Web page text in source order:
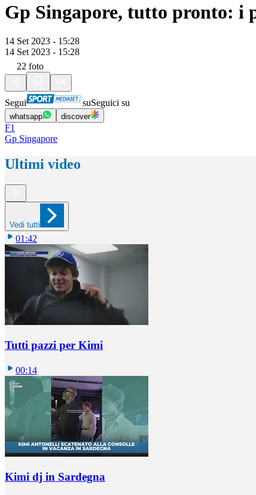
Gp Singapore, tutto pronto: i
14 Set 2023 - 15:28
14 Set 2023 - 15:28
22 foto
Segui suSeguici su
whatsapp discover
F1
Gp Singapore
Ultimi video
Vedi tutti
01:42
Tutti pazzi per Kimi
00:14
Kimi dj in Sardegna